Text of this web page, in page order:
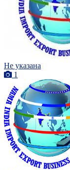
Не указана
1